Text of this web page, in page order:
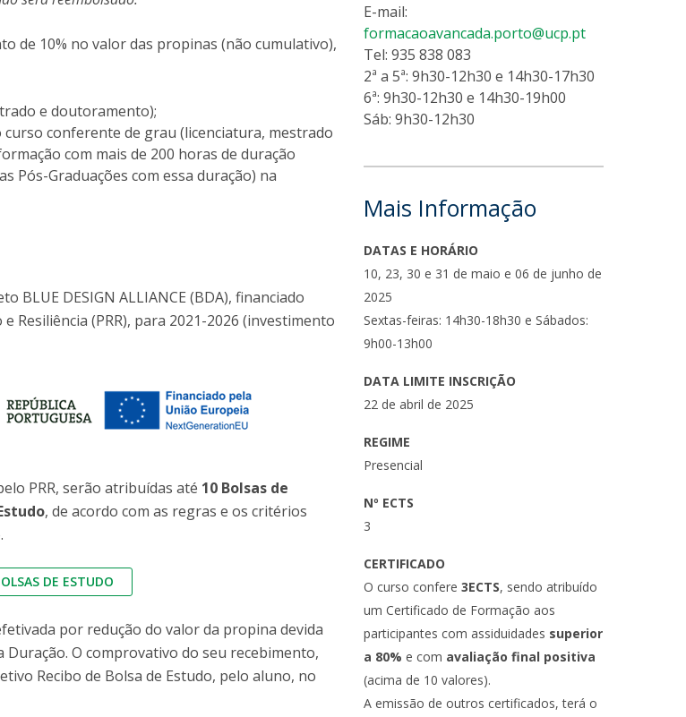
do Microrganismo
de Referência para Materiais &
de Análises e Ensaios a Alimentos
de 10% no valor das propinas (não cumulativo),
e doutoramento);
conferente de grau (licenciatura, mestrado
com mais de 200 horas de duração
Pós-Graduações com essa duração) na
BLUE DESIGN ALLIANCE (BDA), financiado
Resiliência (PRR), para 2021-2026 (investimento
PRR, serão atribuídas até 10 Bolsas de
, de acordo com as regras e os critérios
DE ESTUDO
por redução do valor da propina devida
Duração. O comprovativo do seu recebimento,
Recibo de Bolsa de Estudo, pelo aluno, no
E-mail:
formacaoavancada.porto@ucp.pt
Tel: 935 838 083
2ª a 5ª: 9h30-12h30 e 14h30-17h30
6ª: 9h30-12h30 e 14h30-19h00
Sáb: 9h30-12h30
Mais Informação
DATAS E HORÁRIO
10, 23, 30 e 31 de maio e 06 de junho de
2025
Sextas-feiras: 14h30-18h30 e Sábados:
9h00-13h00
DATA LIMITE INSCRIÇÃO
22 de abril de 2025
REGIME
Presencial
Nº ECTS
3
CERTIFICADO
O curso confere3ECTS, sendo atribuído
um Certificado de Formação aos
participantes com assiduidades superior
a 80% e com avaliação final positiva
(acima de 10 valores).
A emissão de outros certificados, terá o